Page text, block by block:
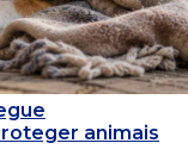
animais